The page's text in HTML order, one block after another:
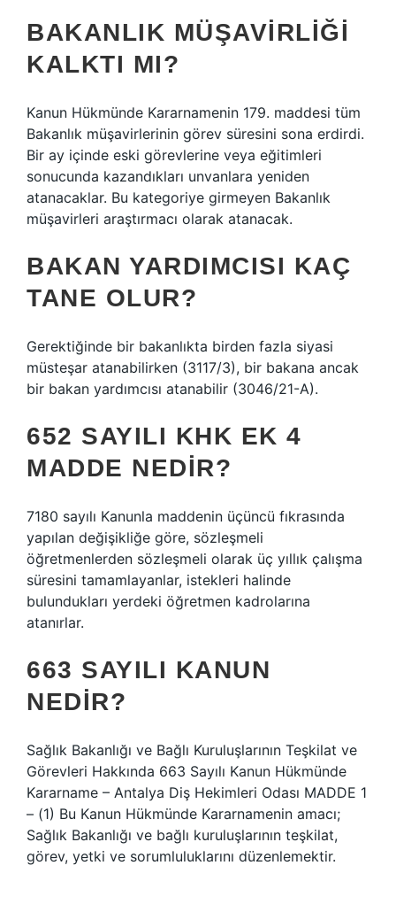
BAKANLIK MÜŞAVIRLIĞI
KALKTI MI?
Kanun Hükmünde Kararnamenin 179. maddesi tüm
Bakanlık müşavirlerinin görev süresini sona erdirdi.
Bir ay içinde eski görevlerine veya eğitimleri
sonucunda kazandıkları unvanlara yeniden
atanacaklar. Bu kategoriye girmeyen Bakanlık
müşavirleri araştırmacı olarak atanacak.
BAKAN YARDIMCISI KAÇ
TANE OLUR?
Gerektiğinde bir bakanlıkta birden fazla siyasi
müsteşar atanabilirken (3117/3), bir bakana ancak
bir bakan yardımcısı atanabilir (3046/21-A).
652 SAYILI KHK EK 4
MADDE NEDIR?
7180 sayılı Kanunla maddenin üçüncü fıkrasında
yapılan değişikliğe göre, sözleşmeli
öğretmenlerden sözleşmeli olarak üç yıllık çalışma
süresini tamamlayanlar, istekleri halinde
bulundukları yerdeki öğretmen kadrolarına
atanırlar.
663 SAYILI KANUN
NEDIR?
Sağlık Bakanlığı ve Bağlı Kuruluşlarının Teşkilat ve
Görevleri Hakkında 663 Sayılı Kanun Hükmünde
Kararname – Antalya Diş Hekimleri Odası MADDE 1
– (1) Bu Kanun Hükmünde Kararnamenin amacı;
Sağlık Bakanlığı ve bağlı kuruluşlarının teşkilat,
görev, yetki ve sorumluluklarını düzenlemektir.